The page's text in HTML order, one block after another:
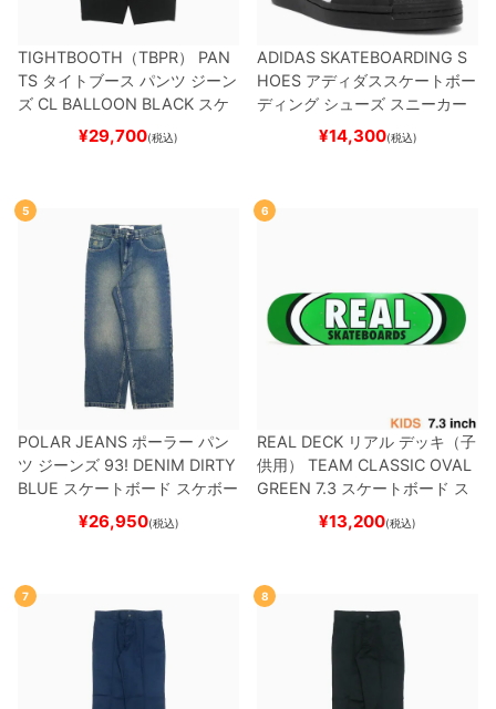
TIGHTBOOTH（TBPR） PAN
TS タイトブース パンツ ジーン
ズ CL BALLOON BLACK スケ
ートボード スケボー
¥29,700(税込)
ADIDAS SKATEBOARDING S
HOES アディダススケートボー
ディング シューズ スニーカー
スーパースターSUPERSTAR A
BLACK/WHITE/WHITE
ー
¥14,300(税込)
5
POLAR JEANS ポーラー パン
ツ ジーンズ 93! DENIM DIRTY
BLUE スケートボード スケボー
¥26,950(税込)
6
REAL DECK リアル デッキ（子
供用）
TEAM CLASSIC OVAL
GREEN 7.3 スケートボード ス
¥13,200(税込)
7 8